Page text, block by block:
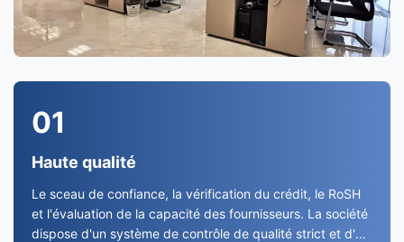
01
Haute qualité
Le sceau de confiance, la vérification du crédit, le RoSH
et l'évaluation de la capacité des fournisseurs. La société
dispose d'un système de contrôle de qualité strict et d'un